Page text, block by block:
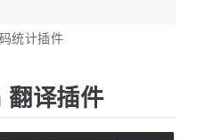
统计插件
译插件